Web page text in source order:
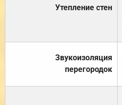
Утепление стен
Звукоизоляция
перегородок